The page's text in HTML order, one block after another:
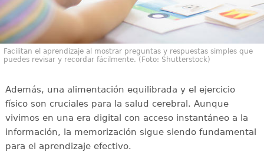
Facilitan el aprendizaje al mostrar preguntas y respuestas simples que
puedes revisar y recordar fácilmente. (Foto: Shutterstock)
Además, una alimentación equilibrada y el ejercicio
físico son cruciales para la salud cerebral. Aunque
vivimos en una era digital con acceso instantáneo a la
información, la memorización sigue siendo fundamental
para el aprendizaje efectivo.